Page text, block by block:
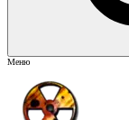
Меню